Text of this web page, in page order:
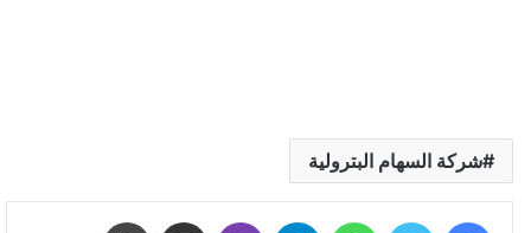
شركة السهام البترولية
فيسبوك تويتر واتساب تيلقرام ڤايبر مشاركة عبر البريد